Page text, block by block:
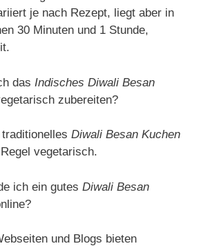
je nach Rezept, liegt aber in
30 Minuten und 1 Stunde,
das Indisches Diwali Besan
zubereiten?
Diwali Besan Kuchen
vegetarisch.
ich ein gutes Diwali Besan
und Blogs bieten